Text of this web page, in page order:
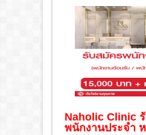
Naholic Clinic
พนักงานประจำ